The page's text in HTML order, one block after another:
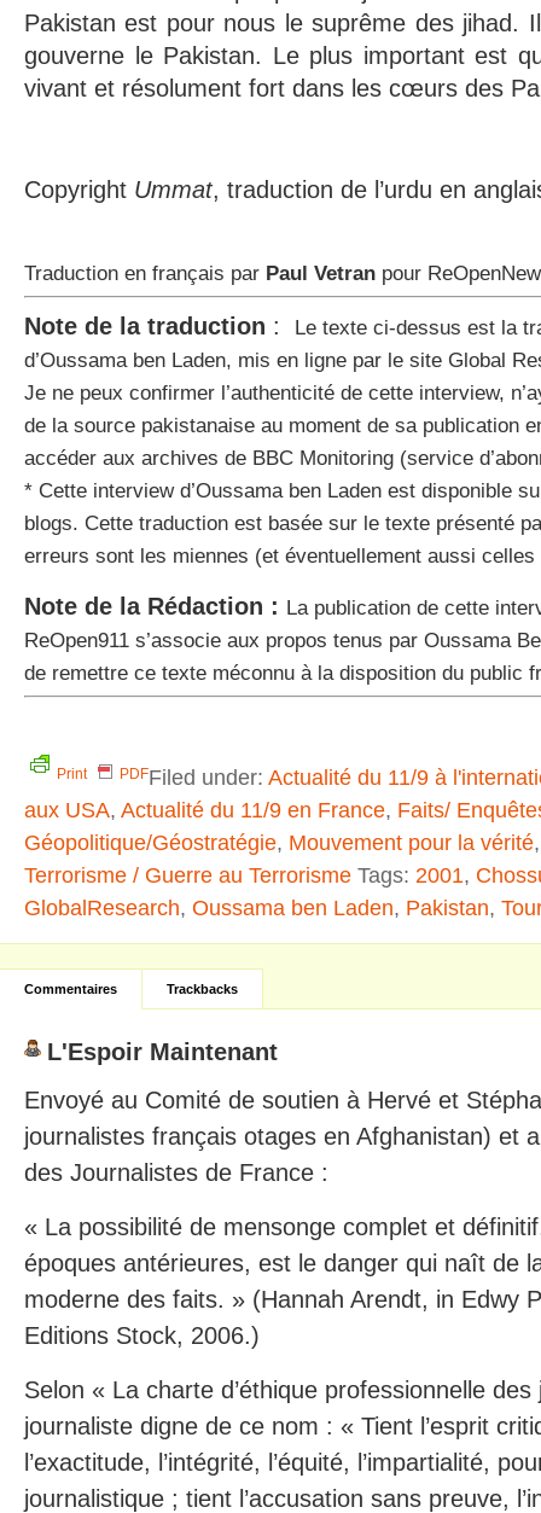
Pakistan est pour nous le suprême des jihad.
gouverne le Pakistan. Le plus important est
vivant et résolument fort dans les cœurs des
Copyright Ummat, traduction de l’urdu en
Traduction en français par Paul Vetran pour
Note de la traduction :
Le texte ci-dessus est la
d’Oussama ben Laden, mis en ligne par le site Global
Je ne peux confirmer l’authenticité de cette interview,
de la source pakistanaise au moment de sa publication
accéder aux archives de BBC Monitoring (service
* Cette interview d’Oussama ben Laden est disponible
blogs. Cette traduction est basée sur le texte présenté
erreurs sont les miennes (et éventuellement aussi
Note de la Rédaction : La publication de cette
ReOpen911 s’associe aux propos tenus par Oussama
de remettre ce texte méconnu à la disposition du public
Print PDFFiled under: Actualité du 11/9 à
aux USA, Actualité du 11/9 en France, Faits/
Géopolitique/Géostratégie, Mouvement pour la vérité
Terrorisme / Guerre au Terrorisme Tags: 2001,
GlobalResearch, Oussama ben Laden, Pakistan,
Commentaires Trackbacks
L'Espoir Maintenant
Envoyé au Comité de soutien à Hervé et
journalistes français otages en Afghanistan) et
des Journalistes de France :
« La possibilité de mensonge complet et
époques antérieures, est le danger qui naît de
moderne des faits. » (Hannah Arendt, in Edwy
Editions Stock, 2006.)
Selon « La charte d’éthique professionnelle
journaliste digne de ce nom : « Tient l’esprit
l’exactitude, l’intégrité, l’équité, l’impartialité,
journalistique ; tient l’accusation sans preuve,